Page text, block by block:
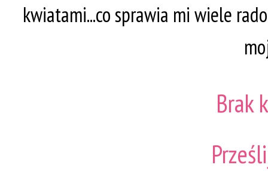
kwiatami...co sprawia mi wiele
Brak